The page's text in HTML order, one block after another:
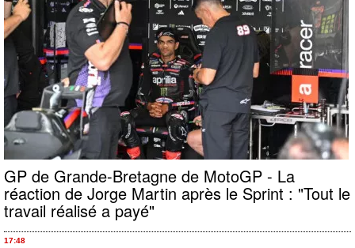
GP de Grande-Bretagne de MotoGP - La
réaction de Jorge Martin après le Sprint : "Tout le
travail réalisé a payé"
17:48